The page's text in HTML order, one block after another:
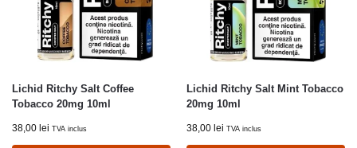
Lichid Ritchy Salt Coffee
Tobacco 20mg 10ml
38,00 lei TVA inclus
Lichid Ritchy Salt Mint Tobacco
20mg 10ml
38,00 lei TVA inclus